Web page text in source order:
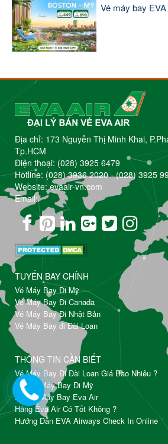
Vé máy bay
Địa chỉ: 173 Nguyễn Thị Minh Khai,
Tp.HCM
Điện thoại: (028) 3925 6479
Hotline: (028) 3936 2020-(028) 3925
Website: evaair-vn.com
Email:
TUYẾN BAY CHÍNH
Vé Máy Bay Đi Mỹ
Vé Máy Bay Đi Canada
Vé Máy Bay Đi Nhật Bản
Vé Máy Bay đi Đài Loan
THÔNG TIN CẦN BIẾT
Vé Máy Bay Đi Đài Loan Giá Bao Nhiêu ?
Đặt Vé Máy Bay Đi Mỹ
Đổi Vé Máy Bay Eva Air
Hãng Eva Air Có Tốt Không ?
Hướng Dẫn EVA Airways Check In Online